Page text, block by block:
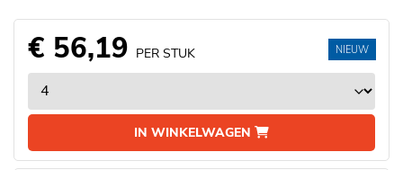
€ 56,19 PER STUK
IN WINKELWAGEN
NIEUW